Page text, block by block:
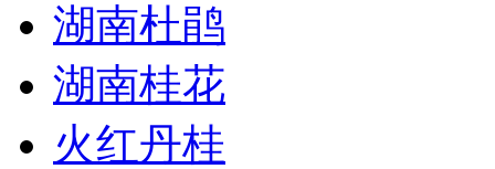
湖南杜鹃
湖南桂花
火红丹桂